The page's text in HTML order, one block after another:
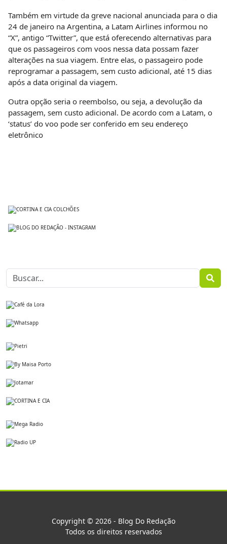
Também em virtude da greve nacional anunciada para o dia
24 de janeiro na Argentina, a Latam Airlines informou no
“X”, antigo “Twitter”, que está oferecendo alternativas para
que os passageiros com voos nessa data possam fazer
alterações na sua viagem. Entre elas, o passageiro pode
reprogramar a passagem, sem custo adicional, até 15 dias
após a data original da viagem.
Outra opção seria o reembolso, ou seja, a devolução da
passagem, sem custo adicional. De acordo com a Latam, o
‘status’ do voo pode ser conferido em seu endereço
eletrônico
Copyright © 2026 - Blog Do Redação
Todos os direitos reservados